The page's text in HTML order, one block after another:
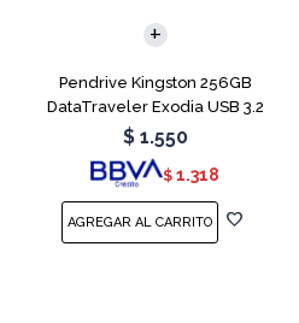
Pendrive Kingston 256GB
DataTraveler Exodia USB 3.2
$ 1.550
$ 1.318